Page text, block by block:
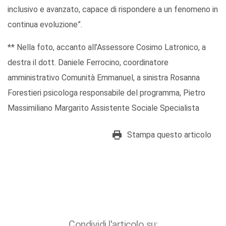
inclusivo e avanzato, capace di rispondere a un fenomeno in
continua evoluzione”.
** Nella foto, accanto all’Assessore Cosimo Latronico, a
destra il dott. Daniele Ferrocino, coordinatore
amministrativo Comunità Emmanuel, a sinistra Rosanna
Forestieri psicologa responsabile del programma, Pietro
Massimiliano Margarito Assistente Sociale Specialista
Stampa questo articolo